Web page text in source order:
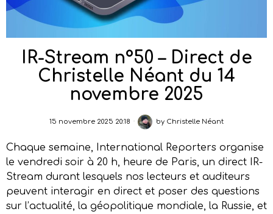
IR-Stream n°50 – Direct de
Christelle Néant du 14
novembre 2025
15 novembre 2025 20:18 by Christelle Néant
Chaque semaine, International Reporters organise
le vendredi soir à 20 h, heure de Paris, un direct IR-
Stream durant lesquels nos lecteurs et auditeurs
peuvent interagir en direct et poser des questions
sur l’actualité, la géopolitique mondiale, la Russie, et